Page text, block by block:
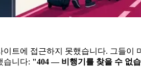
트에 접근하지 못했습니다. 그들이
습니다: "404 — 비행기를 찾을 수 없